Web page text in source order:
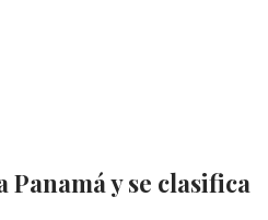
Panamá y se clasifica